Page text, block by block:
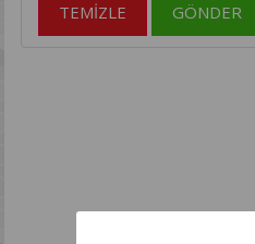
TEMİZLE GÖNDER